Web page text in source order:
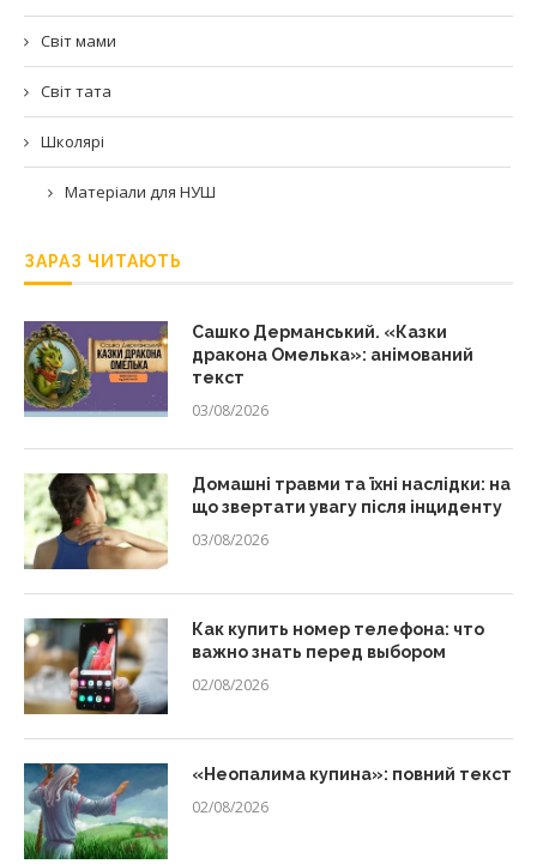
Світ мами
Світ тата
Школярі
Матеріали для НУШ
ЗАРАЗ ЧИТАЮТЬ
Сашко Дерманський. «Казки
дракона Омелька»: анімований
текст
03/08/2026
Домашні травми та їхні наслідки: на
що звертати увагу після інциденту
03/08/2026
Как купить номер телефона: что
важно знать перед выбором
02/08/2026
«Неопалима купина»: повний текст
02/08/2026